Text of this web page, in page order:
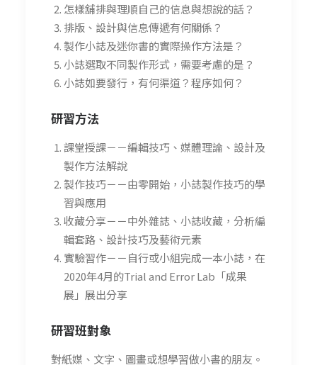
怎樣舖排與理順自己的信息與想說的話？
排版、設計與信息傳遞有何關係？
製作小誌及迷你書的實際操作方法是？
小誌選取不同製作形式，需要考慮的是？
小誌如要發行，有何渠道？程序如何？
研習方法
課堂授課－－編輯技巧、媒體理論、設計及
製作方法解說
製作技巧－－由零開始，小誌製作技巧的學
習與應用
收藏分享－－中外雜誌、小誌收藏，分析編
輯套路、設計技巧及藝術元素
實驗習作－－自行或小組完成一本小誌，在
2020年4月的Trial and Error Lab「成果
展」展出分享
研習班對象
對紙媒、文字、圖畫或想學習做小書的朋友。